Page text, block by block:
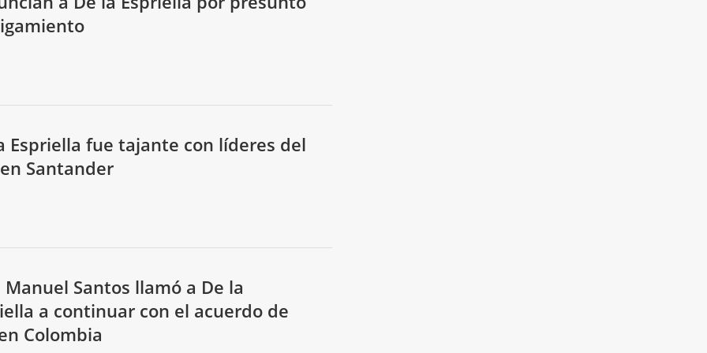
Espriella fue tajante con líderes del
Santander
Manuel Santos llamó a De la
a continuar con el acuerdo de
Colombia